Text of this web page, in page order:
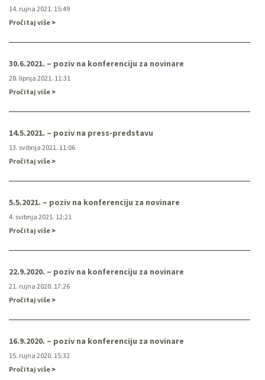
14. rujna 2021. 15:49
Pročitaj više
30.6.2021. – poziv na konferenciju za novinare
28. lipnja 2021. 11:31
Pročitaj više
14.5.2021. – poziv na press-predstavu
13. svibnja 2021. 11:06
Pročitaj više
5.5.2021. – poziv na konferenciju za novinare
4. svibnja 2021. 12:21
Pročitaj više
22.9.2020. – poziv na konferenciju za novinare
21. rujna 2020. 17:26
Pročitaj više
16.9.2020. – poziv na konferenciju za novinare
15. rujna 2020. 15:32
Pročitaj više